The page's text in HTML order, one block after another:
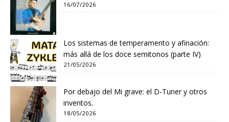
16/07/2026
Los sistemas de temperamento y afinación:
más allá de los doce semitonos (parte IV)
21/05/2026
Por debajo del Mi grave: el D-Tuner y otros
inventos.
18/05/2026